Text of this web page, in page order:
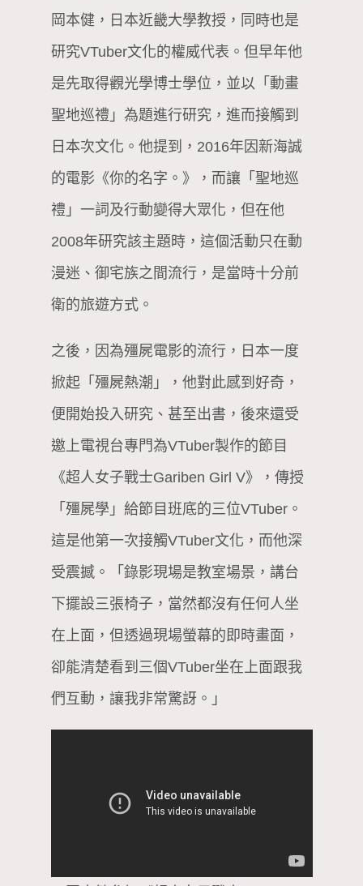
岡本健，日本近畿大學教授，同時也是
研究VTuber文化的權威代表。但早年他
是先取得觀光學博士學位，並以「動畫
聖地巡禮」為題進行研究，進而接觸到
日本次文化。他提到，2016年因新海誠
的電影《你的名字。》，而讓「聖地巡
禮」一詞及行動變得大眾化，但在他
2008年研究該主題時，這個活動只在動
漫迷、御宅族之間流行，是當時十分前
衛的旅遊方式。
之後，因為殭屍電影的流行，日本一度
掀起「殭屍熱潮」，他對此感到好奇，
便開始投入研究、甚至出書，後來還受
邀上電視台專門為VTuber製作的節目
《超人女子戰士Gariben Girl V》，傳授
「殭屍學」給節目班底的三位VTuber。
這是他第一次接觸VTuber文化，而他深
受震撼。「錄影現場是教室場景，講台
下擺設三張椅子，當然都沒有任何人坐
在上面，但透過現場螢幕的即時畫面，
卻能清楚看到三個VTuber坐在上面跟我
們互動，讓我非常驚訝。」